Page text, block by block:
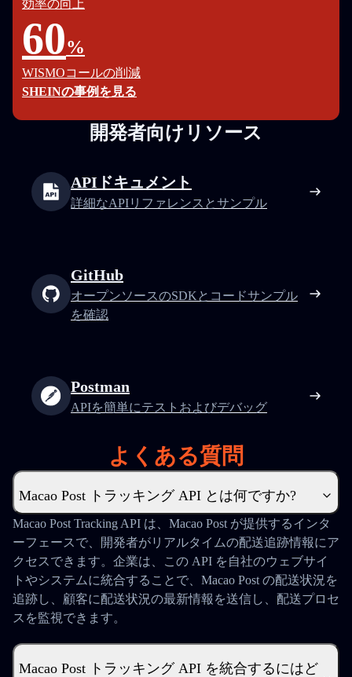
効率の向上
60%
WISMOコールの削減
SHEINの事例を見る
開発者向けリソース
APIドキュメント
詳細なAPIリファレンスとサンプル
GitHub
オープンソースのSDKとコードサンプル
を確認
Postman
APIを簡単にテストおよびデバッグ
よくある質問
Macao Post トラッキング API とは何ですか?
Macao Post Tracking API は、Macao Post が提供するインタ
ーフェースで、開発者がリアルタイムの配送追跡情報にア
クセスできます。企業は、この API を自社のウェブサイ
トやシステムに統合することで、Macao Post の配送状況を
追跡し、顧客に配送状況の最新情報を送信し、配送プロセ
スを監視できます。
Macao Post トラッキング API を統合するにはど